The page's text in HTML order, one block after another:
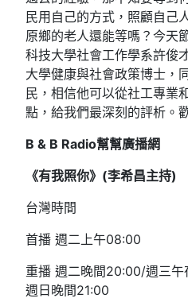
民用自己的方式，照顧自己
原鄉的老人還能等嗎？今天
科技大學社會工作學系許俊
大學健康與社會政策博士，
民，相信他可以從社工專業
點，給我們最深刻的評析。
B & B Radio幫幫廣播網
《有我照你》(李希昌主持)
台灣時間
首播 週二上午08:00
重播 週二晚間20:00/週三
週日晚間21:00